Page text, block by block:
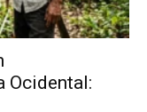
Ocidental: